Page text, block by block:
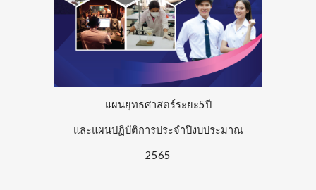
แผนยุทธศาสตร์ระยะ5ปี
และแผนปฏิบัติการประจำปีงบประมาณ
2565